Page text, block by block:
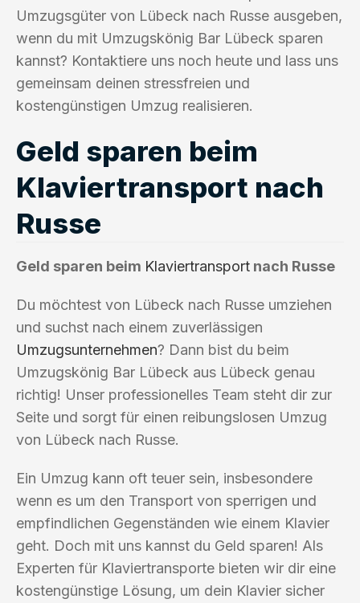
Umzugsgüter von Lübeck nach Russe ausgeben,
wenn du mit Umzugskönig Bar Lübeck sparen
kannst? Kontaktiere uns noch heute und lass uns
gemeinsam deinen stressfreien und
kostengünstigen Umzug realisieren.
Geld sparen beim
Klaviertransport nach
Russe
Geld sparen beim Klaviertransport nach Russe
Du möchtest von Lübeck nach Russe umziehen
und suchst nach einem zuverlässigen
Umzugsunternehmen? Dann bist du beim
Umzugskönig Bar Lübeck aus Lübeck genau
richtig! Unser professionelles Team steht dir zur
Seite und sorgt für einen reibungslosen Umzug
von Lübeck nach Russe.
Ein Umzug kann oft teuer sein, insbesondere
wenn es um den Transport von sperrigen und
empfindlichen Gegenständen wie einem Klavier
geht. Doch mit uns kannst du Geld sparen! Als
Experten für Klaviertransporte bieten wir dir eine
kostengünstige Lösung, um dein Klavier sicher